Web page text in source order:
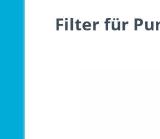
Filter für